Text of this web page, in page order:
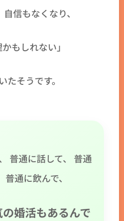
信もなくなり、
かもしれない」
たそうです。
普通に話して、 普通
普通に飲んで、
の婚活もあるんで